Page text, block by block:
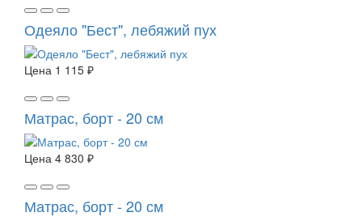
Одеяло "Бест", лебяжий пух
Цена 1 115 ₽
Матрас, борт - 20 см
Цена 4 830 ₽
Матрас, борт - 20 см